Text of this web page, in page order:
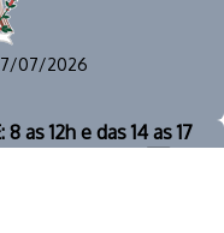
07/2026
8 as 12h e das 14 as 17
🗺️